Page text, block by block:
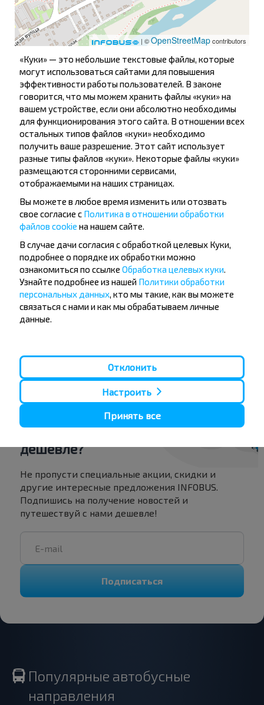
| ©OpenStreetMapcontributors
Автовокзал, ул. Шубина
Ставки
Сморгонская
Дубовка
Поликлиника
ул. Волынца
Райбольница
Школа №3
Аптека №118
Зенит
Сатурн ЦФОР
Рынок
Милиция
Дом Быта
Узел Связи
Хотите
путешествовать
дешевле?
Не пропусти специальные акции, скидки и
другие интересные предложения INFOBUS.
Подпишись на получение новостей и
путешествуй с нами дешевле!
Подписаться
Популярные автобусные
направления
Для обеспечения удобства пользователей сайта
используются cookies. Вы можете их Принять,
Принять частично или Отклонить
«Куки» — это небольшие текстовые файлы, которые
могут использоваться сайтами для повышения
эффективности работы пользователей. В законе
говорится, что мы можем хранить файлы «куки» на
вашем устройстве, если они абсолютно необходимы
для функционирования этого сайта. В отношении всех
остальных типов файлов «куки» необходимо
получить ваше разрешение. Этот сайт использует
разные типы файлов «куки». Некоторые файлы «куки»
размещаются сторонними сервисами,
отображаемыми на наших страницах.
Вы можете в любое время изменить или отозвать
свое согласие с Политика в отношении обработки
файлов cookie на нашем сайте.
В случае дачи согласия с обработкой целевых Куки,
подробнее о порядке их обработки можно
ознакомиться по ссылке Обработка целевых куки.
Узнайте подробнее из нашей Политики обработки
персональных данных, кто мы такие, как вы можете
связаться с нами и как мы обрабатываем личные
данные.
Отклонить
Настроить
Принять все